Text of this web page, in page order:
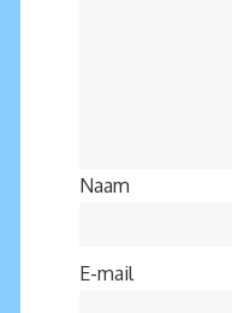
Naam
E-mail